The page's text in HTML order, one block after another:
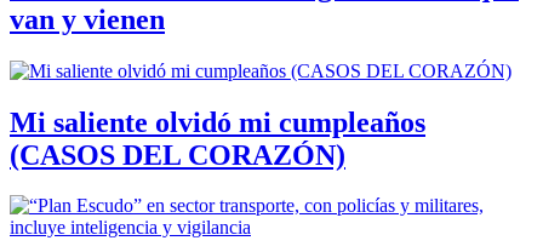
van y vienen
Mi saliente olvidó mi cumpleaños
(CASOS DEL CORAZÓN)